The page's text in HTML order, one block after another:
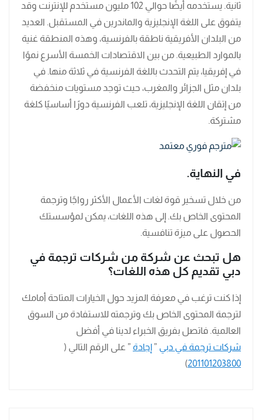
ثانية. يستخدمه أيضًا حوالي 102 مليون مستخدم للإنترنت وقد
يتفوق على اللغة الإنجليزية والماندرين في المستقبل. العديد
من البلدان الأفريقية ناطقة بالفرنسية، وهذه المنطقة غنية
بالموارد الطبيعية. من بين الاقتصادات الخمسة الأسرع نموًا
في إفريقيا، يتم التحدث باللغة الفرنسية في ثلاثة منها. في
بلدان مثل الجزائر والمغرب، حيث توجد مستويات منخفضة
من إتقان اللغة الإنجليزية، تلعب الفرنسية دورًا أساسيًا كلغة
مشتركة.
في النهاية.
من خلال تسخير قوة لغات الأعمال الأكثر رواجًا وترجمة
المحتوى الخاص بك. إلى هذه اللغات، يمكن لمؤسستك
الحصول على ميزة تنافسية.
هل تبحث عن شركة من شركات ترجمة في
دبي تقديم كل هذه اللغات؟
إذا كنت ترغب في معرفة المزيد حول الخيارات المتاحة أمامك
لترجمة المحتوى الخاص بك وترجمته للاستفادة من السوق
العالمية. فاتصل بفريق الخبراء لدينا في أفضل
شركات ترجمة في دبي ” إجادة ” على الرقم التالي (
201101203800
)